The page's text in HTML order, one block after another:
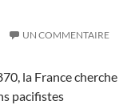
UN COMMENTAIRE
la France cherche
pacifistes